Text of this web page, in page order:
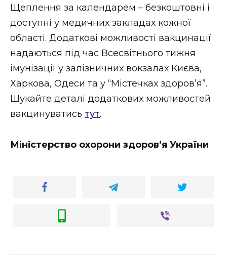
Щеплення за календарем – безкоштовні і
доступні у медичних закладах кожної
області. Додаткові можливості вакцинації
надаються під час Всесвітнього тижня
імунізації у залізничних вокзалах Києва,
Харкова, Одеси та у “Містечках здоров’я”.
Шукайте деталі додаткових можливостей
вакцинуватись тут.
Міністерство охорони здоров’я України